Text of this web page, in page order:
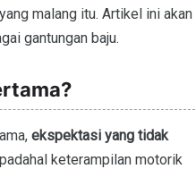
malang itu. Artikel ini akan
gantungan baju.
ekspektasi yang tidak
keterampilan motorik